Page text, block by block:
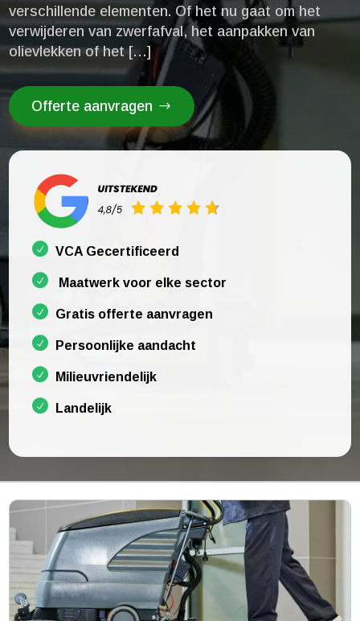
verschillende elementen.​ Of het nu gaat om het
verwijderen van zwerfafval, het aanpakken van
olievlekken of het […]
Offerte aanvragen
VCA Gecertificeerd
Maatwerk voor elke sector
Gratis offerte aanvragen
Persoonlijke aandacht
Milieuvriendelijk
Landelijk